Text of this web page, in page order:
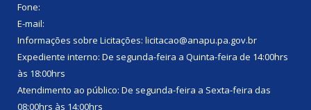
Fone:
E-mail:
Informações sobre Licitações: licitacao@anapu.pa.gov.br
Expediente interno: De segunda-feira a Quinta-feira de 14:00hrs
às 18:00hrs
Atendimento ao público: De segunda-feira a Sexta-feira das
08:00hrs às 14:00hrs